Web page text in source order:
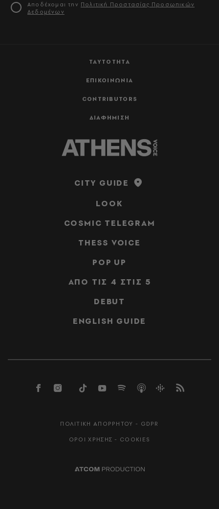
ΤΑΥΤΟΤΗΤΑ
ΕΠΙΚΟΙΝΩΝΙΑ
CONTRIBUTORS
ΔΙΑΦΗΜΙΣΗ
Αποδέχομαι την Πολιτική Προστασίας Προσωπικών
Δεδομένων
CITY GUIDE
LOOK
COSMIC TELEGRAM
THESS VOICE
POP UP
ΑΠΟ ΤΙΣ 4 ΣΤΙΣ 5
DEBUT
ENGLISH GUIDE
ΠΟΛΙΤΙΚΗ ΑΠΟΡΡΗΤΟΥ - GDPR
ΟΡΟΙ ΧΡΗΣΗΣ - COOKIES